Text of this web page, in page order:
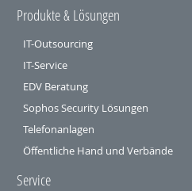
Produkte & Lösungen
IT-Outsourcing
IT-Service
EDV Beratung
Sophos Security Lösungen
Telefonanlagen
Öffentliche Hand und Verbände
Service